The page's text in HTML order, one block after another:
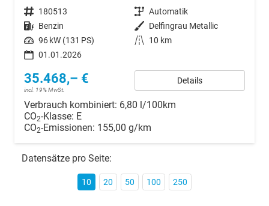
Fahrzeugnr. 180513 Getriebe Automatik
Kraftstoff Benzin Außenfarbe Delfingrau Metallic
Leistung 96 kW (131 PS) Kilometerstand
10 km
01.01.2026
35.468,– €
incl. 19% MwSt.
Details
Verbrauch kombiniert: 6,80 l/100km
CO2-Klasse: E
CO2-Emissionen: 155,00 g/km
Datensätze pro Seite:
10 20 50 100 250